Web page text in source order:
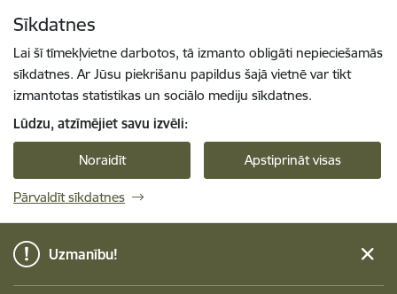
Sīkdatnes
Lai šī tīmekļvietne darbotos, tā izmanto obligāti nepieciešamās
sīkdatnes. Ar Jūsu piekrišanu papildus šajā vietnē var tikt
izmantotas statistikas un sociālo mediju sīkdatnes.
Lūdzu, atzīmējiet savu izvēli:
Noraidīt Apstiprināt visas
Pārvaldīt sīkdatnes
Uzmanību!